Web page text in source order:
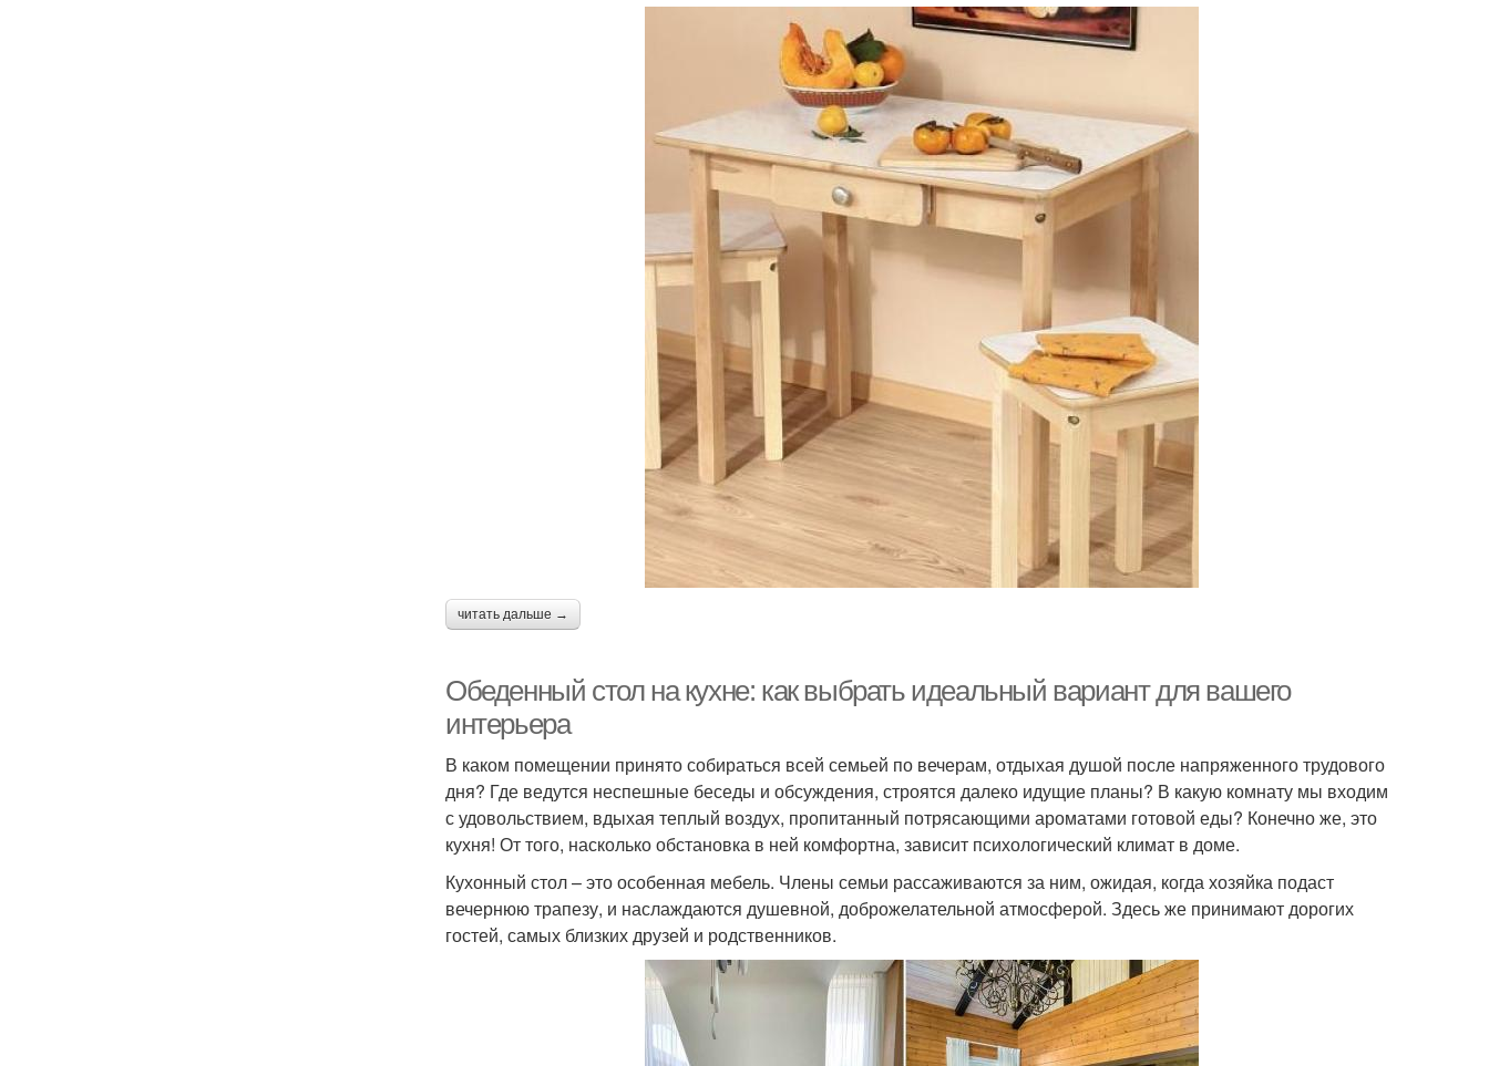
читать дальше →
Обеденный стол на кухне: как выбрать идеальный вариант для вашего
интерьера
В каком помещении принято собираться всей семьей по вечерам, отдыхая душой после напряженного трудового
дня? Где ведутся неспешные беседы и обсуждения, строятся далеко идущие планы? В какую комнату мы входим
с удовольствием, вдыхая теплый воздух, пропитанный потрясающими ароматами готовой еды? Конечно же, это
кухня! От того, насколько обстановка в ней комфортна, зависит психологический климат в доме.
Кухонный стол – это особенная мебель. Члены семьи рассаживаются за ним, ожидая, когда хозяйка подаст
вечернюю трапезу, и наслаждаются душевной, доброжелательной атмосферой. Здесь же принимают дорогих
гостей, самых близких друзей и родственников.